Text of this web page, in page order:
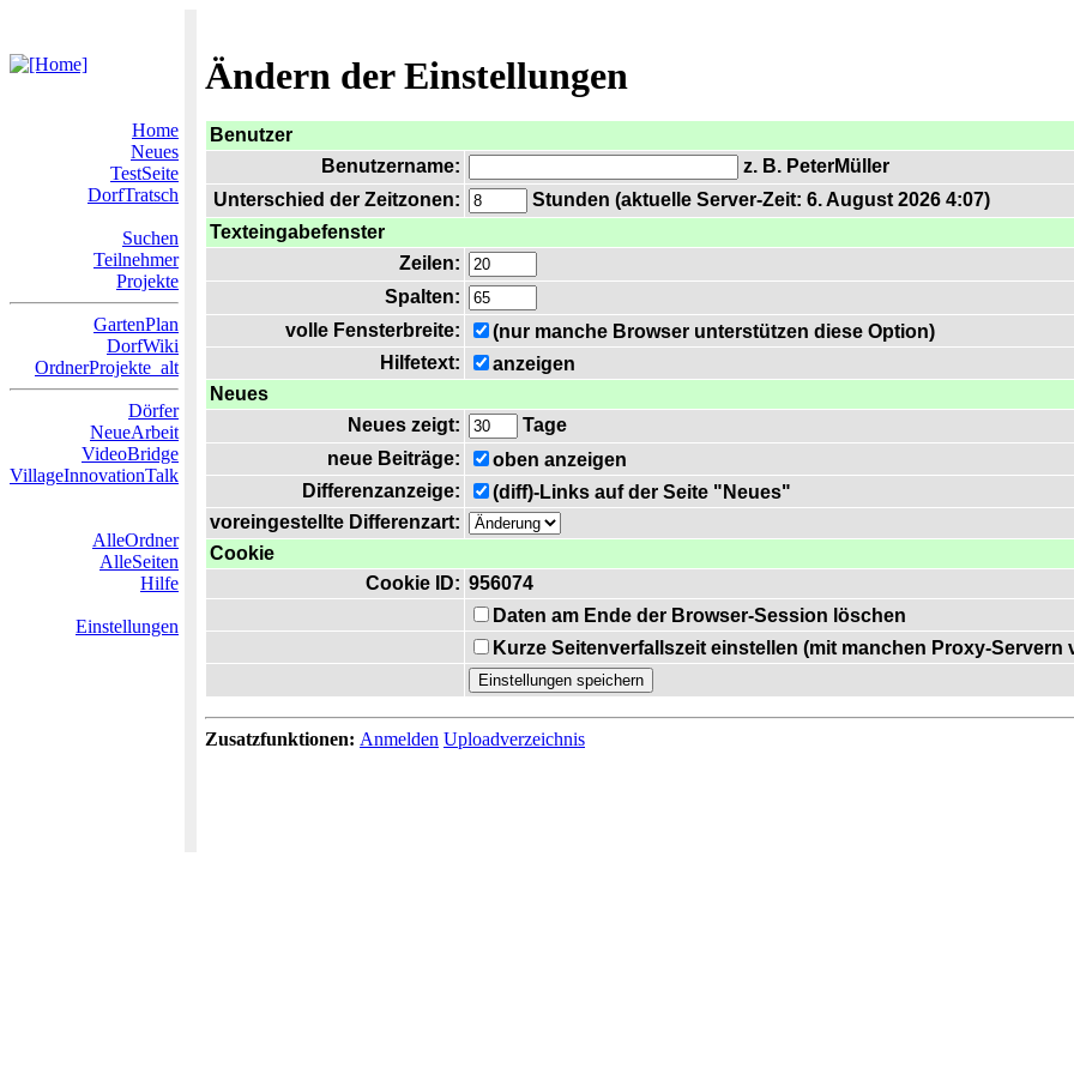
Ändern der Einstellungen
Home
Neues
TestSeite
DorfTratsch
Suchen
Teilnehmer
Projekte
GartenPlan
DorfWiki
OrdnerProjekte_alt
Dörfer
NeueArbeit
VideoBridge
VillageInnovationTalk
AlleOrdner
AlleSeiten
Hilfe
Einstellungen
Benutzer
Benutzername:
z. B. PeterMüller
Unterschied der Zeitzonen:
Stunden (aktuelle Server-Zeit: 6. August 2026 4:07)
Texteingabefenster
Zeilen:
Spalten:
volle Fensterbreite:
(nur manche Browser unterstützen diese Option)
Hilfetext:
anzeigen
Neues
Neues zeigt:
Tage
neue Beiträge:
oben anzeigen
Differenzanzeige:
(diff)-Links auf der Seite "Neues"
voreingestellte Differenzart:
Cookie
Cookie ID: 956074
Daten am Ende der Browser-Session löschen
Kurze Seitenverfallszeit einstellen (mit manchen Proxy-Servern
Zusatzfunktionen: Anmelden Uploadverzeichnis